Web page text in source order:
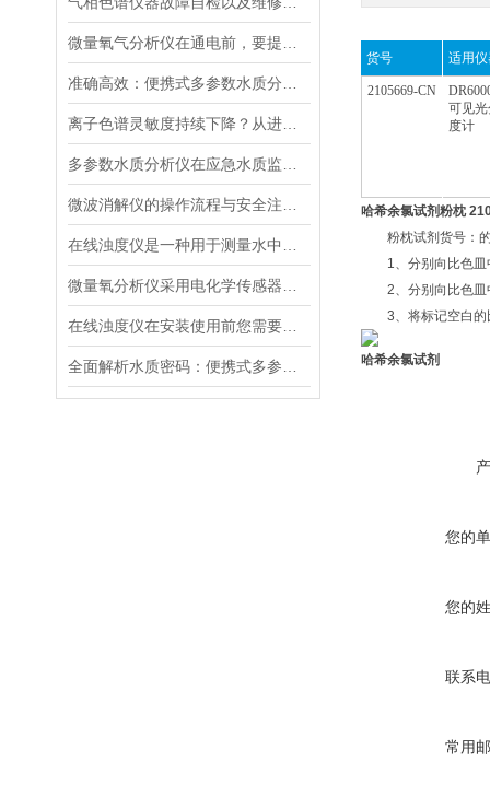
货号 适用
2105669-CN
可见
度计
哈希余氯试剂粉枕
粉枕试剂货号：的
1、分别向比色皿中
2、分别向比色皿中
3、将标记空白的比
哈希余氯试剂
您的
您的
联系
常用